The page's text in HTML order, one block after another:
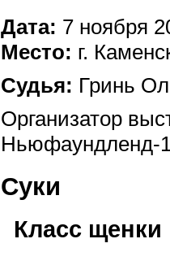
Дата: 7 ноября
Место: г.
Судья: Гринь
Организатор
Ньюфаундленд-
Суки
Класс щенки